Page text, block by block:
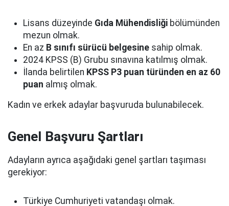
Lisans düzeyinde Gıda Mühendisliği bölümünden
mezun olmak.
En az B sınıfı sürücü belgesine sahip olmak.
2024 KPSS (B) Grubu sınavına katılmış olmak.
İlanda belirtilen KPSS P3 puan türünden en az 60
puan almış olmak.
Kadın ve erkek adaylar başvuruda bulunabilecek.
Genel Başvuru Şartları
Adayların ayrıca aşağıdaki genel şartları taşıması
gerekiyor:
Türkiye Cumhuriyeti vatandaşı olmak.